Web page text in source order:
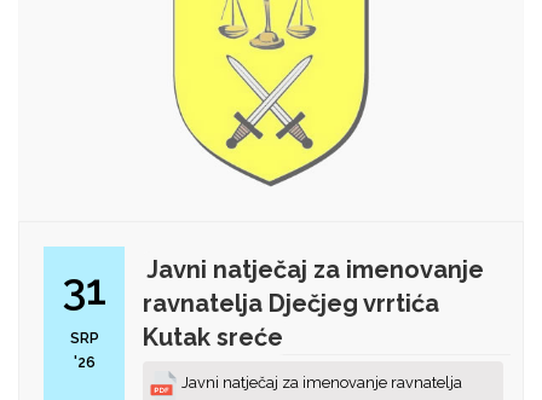
31
SRP
'26
Javni natječaj za imenovanje
ravnatelja Dječjeg vrrtića
Kutak sreće
Javni natječaj za imenovanje ravnatelja